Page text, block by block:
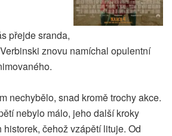
přejde sranda,
znovu namíchal opulentní
nechybělo, snad kromě trochy akce.
nebylo málo, jeho další kroky
čehož vzápětí lituje. Od